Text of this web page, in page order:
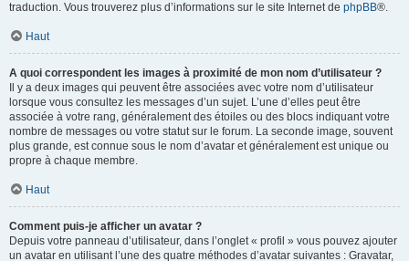
traduction. Vous trouverez plus d’informations sur le site Internet de phpBB®.
Haut
A quoi correspondent les images à proximité de mon nom d’utilisateur ?
Il y a deux images qui peuvent être associées avec votre nom d’utilisateur
lorsque vous consultez les messages d’un sujet. L’une d’elles peut être
associée à votre rang, généralement des étoiles ou des blocs indiquant votre
nombre de messages ou votre statut sur le forum. La seconde image, souvent
plus grande, est connue sous le nom d’avatar et généralement est unique ou
propre à chaque membre.
Haut
Comment puis-je afficher un avatar ?
Depuis votre panneau d’utilisateur, dans l’onglet « profil » vous pouvez ajouter
un avatar en utilisant l’une des quatre méthodes d’avatar suivantes : Gravatar,